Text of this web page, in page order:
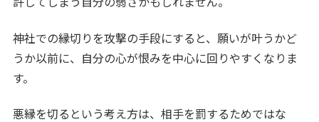
神社での縁切りを攻撃の手段にすると、願いが叶うかど
うか以前に、自分の心が恨みを中心に回りやすくなりま
す。
悪縁を切るという考え方は、相手を罰するためではな